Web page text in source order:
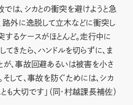
では、シカとの衝突を避けようと急
路外に逸脱して立木などに衝突し
するケースがほとんど。走行中に
きたら、ハンドルを切らずに、ま
が、事故回避あるいは被害を小さ
して、事故を防ぐためには、シカ
大切です」（同・村越課長補佐）